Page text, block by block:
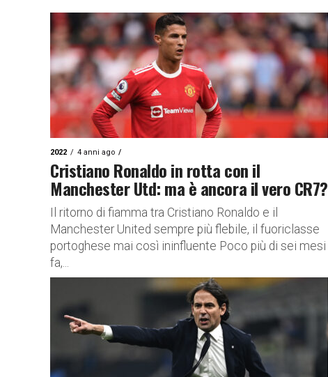
2022 4 anni ago
Cristiano Ronaldo in rotta con il
Manchester Utd: ma è ancora il vero CR7?
Il ritorno di fiamma tra Cristiano Ronaldo e il
Manchester United sempre più flebile, il fuoriclasse
portoghese mai così ininfluente Poco più di sei mesi
fa,...